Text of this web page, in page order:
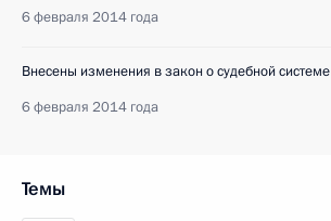
6 февраля 2014 года
Внесены изменения в закон о судебной системе
6 февраля 2014 года
Темы